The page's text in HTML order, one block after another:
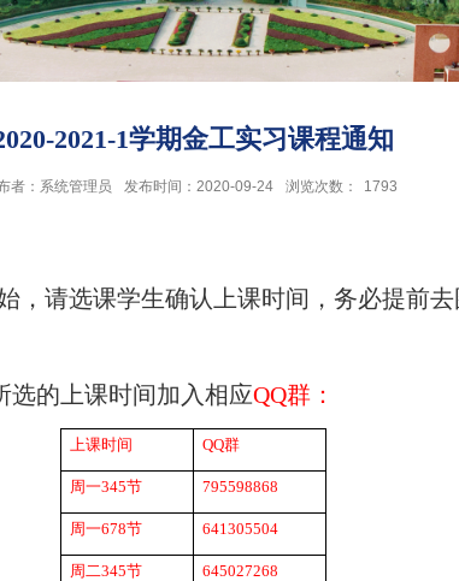
2021-1学期金工实习课程通知
者：系统管理员 发布时间：2020-09-24 浏览次数： 1793
，请选课学生确认上课时间，务必提前
选的上课时间加入相应QQ群：
上课时间 QQ群
周一345节 795598868
周一678节 641305504
周二345节 645027268